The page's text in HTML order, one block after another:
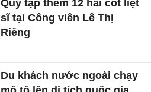
Quy tập thêm 12 hài cốt liệt
sĩ tại Công viên Lê Thị
Riêng
Du khách nước ngoài chạy